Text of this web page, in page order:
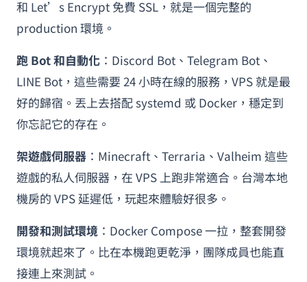
和 Let’s Encrypt 免費 SSL，就是一個完整的
production 環境。
跑 Bot 和自動化 ：Discord Bot、Telegram Bot、
LINE Bot，這些需要 24 小時在線的服務，VPS 就是最
好的歸宿。丟上去搭配 systemd 或 Docker，穩定到
你忘記它的存在。
架遊戲伺服器 ：Minecraft、Terraria、Valheim 這些
遊戲的私人伺服器，在 VPS 上跑非常適合。台灣本地
機房的 VPS 延遲低，玩起來體驗好很多。
開發和測試環境 ：Docker Compose 一拉，整套開發
環境就起來了。比在本機跑更乾淨，團隊成員也能直
接連上來測試。